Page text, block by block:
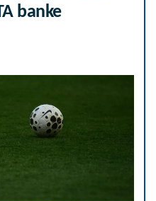
banke